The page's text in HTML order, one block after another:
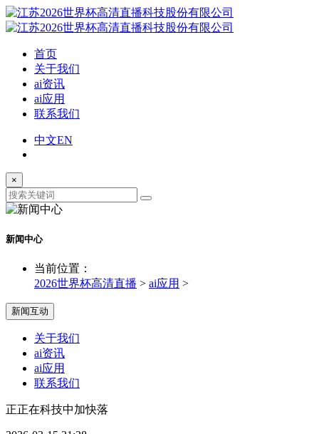
首页
关于我们
ai资讯
ai应用
联系我们
中文EN
×
新闻中心
当前位置：
2026世界杯高清直播 > ai应用 >
新闻互动
关于我们
ai资讯
ai应用
联系我们
正正在科技中加快落